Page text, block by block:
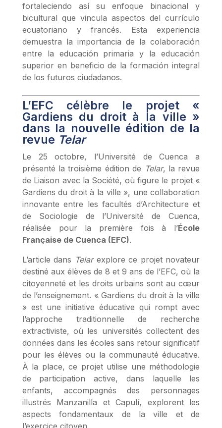
fortaleciendo así su enfoque binacional y
bicultural que vincula aspectos del currículo
ecuatoriano y francés. Esta experiencia
demuestra la importancia de la colaboración
entre la educación primaria y la educación
superior en beneficio de la formación integral
de los futuros ciudadanos.
L’EFC célèbre le projet «
Gardiens du droit à la ville »
dans la nouvelle édition de la
revue Telar
Le 25 octobre, l’Université de Cuenca a
présenté la troisième édition de Telar, la revue
de Liaison avec la Société, où figure le projet «
Gardiens du droit à la ville », une collaboration
innovante entre les facultés d’Architecture et
de Sociologie de l’Université de Cuenca,
réalisée pour la première fois à l’École
Française de Cuenca (EFC).
L’article dans Telarexplore ce projet novateur
destiné aux élèves de 8 et 9 ans de l’EFC, où la
citoyenneté et les droits urbains sont au cœur
de l’enseignement. « Gardiens du droit à la ville
» est une initiative éducative qui rompt avec
l’approche traditionnelle de recherche
extractiviste, où les universités collectent des
données dans les écoles sans retour significatif
pour les élèves ou la communauté éducative.
À la place, ce projet utilise une méthodologie
de participation active, dans laquelle les
enfants, accompagnés des personnages
illustrés Manzanilla et Capulí, explorent les
aspects fondamentaux de la ville et de
l’exercice citoyen.